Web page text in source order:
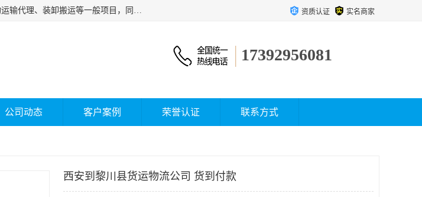
西安福鸿祥物流有限公司成立于2021年，位于陕西省西安市灞桥区，公司主要从事国内货物运输代理、装卸搬运等一般项目，同时具备道路货物运输（不含危险货物）的许可资质。凭借专业的物流服务和*的运输能力，公司致力于为客户提供安全、可靠的物流解决方案，满足多样化的运输需求，助力企业*运营。 资质认证 实名商家
17392956081
公司动态 客户案例 荣誉认证 联系方式
西安到黎川县货运物流公司 货到付款